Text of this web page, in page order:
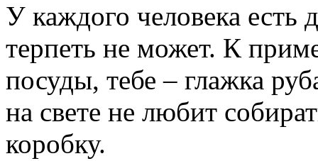
У каждого человека есть
терпеть не может. К
посуды, тебе – глажка
на свете не любит
коробку.